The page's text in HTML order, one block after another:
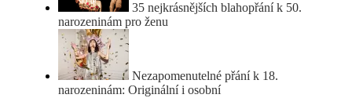
35 nejkrásnějších blahopřání k 50.
narozeninám pro ženu
Nezapomenutelné přání k 18.
narozeninám: Originální i osobní